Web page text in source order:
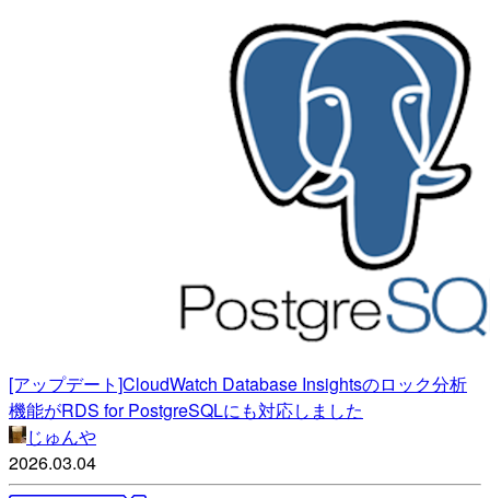
[アップデート]CloudWatch Database Insightsのロック分析
機能がRDS for PostgreSQLにも対応しました
じゅんや
2026.03.04